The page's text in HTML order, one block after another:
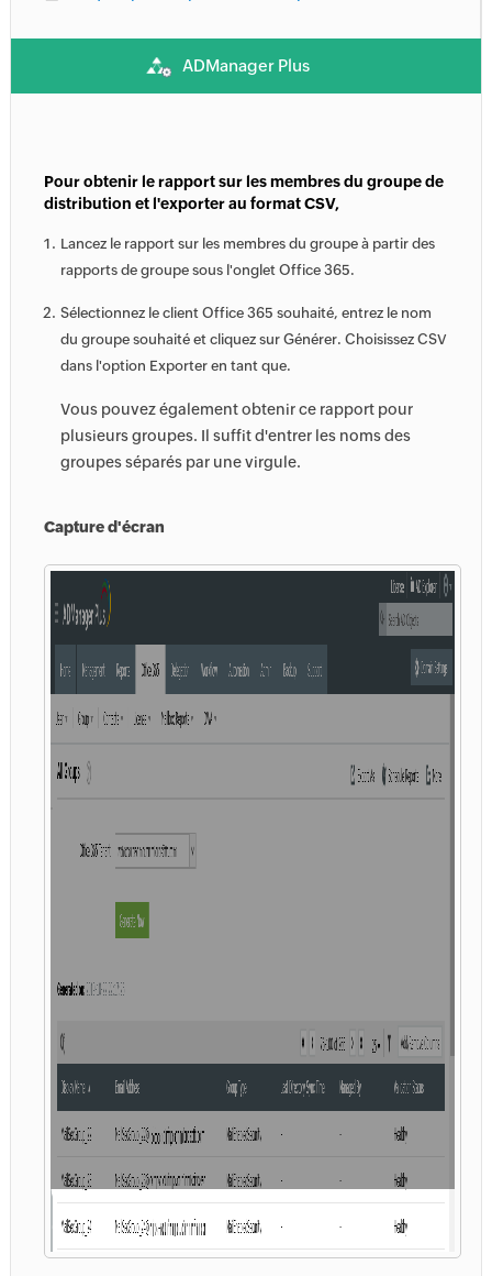
ADManager Plus
Pour obtenir le rapport sur les membres du groupe de
distribution et l'exporter au format CSV,
Lancez le rapport sur les membres du groupe à partir des
rapports de groupe sous l'onglet Office 365.
Sélectionnez le client Office 365 souhaité, entrez le nom
du groupe souhaité et cliquez sur Générer. Choisissez CSV
dans l'option Exporter en tant que.
Vous pouvez également obtenir ce rapport pour
plusieurs groupes. Il suffit d'entrer les noms des
groupes séparés par une virgule.
Capture d'écran